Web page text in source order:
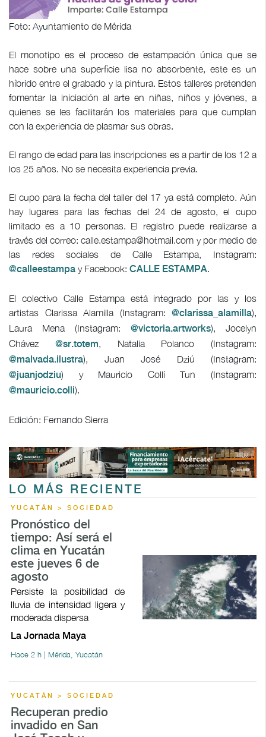
Foto: Ayuntamiento de Mérida
El monotipo es el proceso de estampación única que se
hace sobre una superficie lisa no absorbente, este es un
híbrido entre el grabado y la pintura. Estos talleres pretenden
fomentar la iniciación al arte en niñas, niños y jóvenes, a
quienes se les facilitarán los materiales para que cumplan
con la experiencia de plasmar sus obras.
El rango de edad para las inscripciones es a partir de los 12 a
los 25 años. No se necesita experiencia previa.
El cupo para la fecha del taller del 17 ya está completo. Aún
hay lugares para las fechas del 24 de agosto, el cupo
limitado es a 10 personas. El registro puede realizarse a
través del correo:calle.estampa@hotmail.com y por medio de
las redes sociales de Calle Estampa, Instagram:
@calleestampa y Facebook: CALLE ESTAMPA.
El colectivo Calle Estampa está integrado por las y los
artistas Clarissa Alamilla (Instagram: @clarissa_alamilla),
Laura Mena (Instagram: @victoria.artworks), Jocelyn
Chávez @sr.totem, Natalia Polanco (Instagram:
@malvada.ilustra), Juan José Dziú (Instagram:
@juanjodziu) y Mauricio Collí Tun (Instagram:
@mauricio.colli).
Edición: Fernando Sierra
LO MÁS RECIENTE
YUCATÁN > SOCIEDAD
Pronóstico del
tiempo: Así será el
clima en Yucatán
este jueves 6 de
agosto
Persiste la posibilidad de
lluvia de intensidad ligera y
moderada dispersa
La Jornada Maya
Hace 2 h | Mérida, Yucatán
YUCATÁN > SOCIEDAD
Recuperan predio
invadido en San